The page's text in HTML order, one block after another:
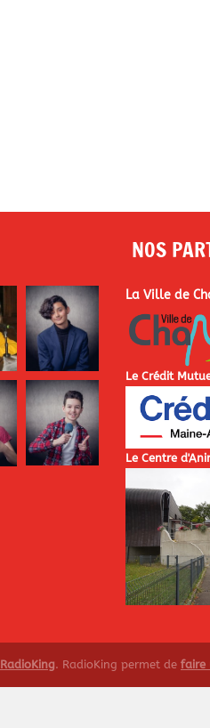
NOS
La Ville de
Le Crédit
Le Centre
RadioKing. RadioKing permet de faire